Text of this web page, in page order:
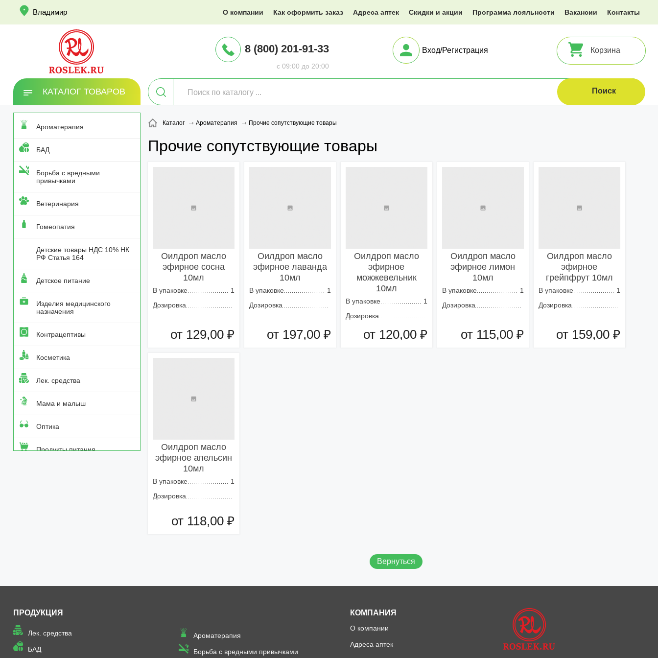
info@XXX.ru
О компании Как оформить заказ Адреса аптек Скидки и акции Программа лояльности Вакансии Контакты
с 09:00 до 20:00
8 (800) 201-91-33 Корзина
Вход/Регистрация
Владимир
КАТАЛОГ ТОВАРОВ
Ароматерапия
БАД
Борьба с вредными
привычками
Ветеринария
Гомеопатия
Детские товары НДС 10% НК
РФ Статья 164
Детское питание
Изделия медицинского
назначения
Контрацептивы
Косметика
Лек. средства
Мама и малыш
Оптика
Продукты питания
Каталог Ароматерапия Прочие сопутствующие товары
Прочие сопутствующие товары
Оилдроп масло
эфирное сосна
10мл
В упаковке
1
Дозировка
от 129,00 ₽
Оилдроп масло
эфирное лаванда
10мл
В упаковке
1
Дозировка
от 197,00 ₽
Оилдроп масло
эфирное
можжевельник
10мл
В упаковке
1
Дозировка
от 120,00 ₽
Оилдроп масло
эфирное лимон
10мл
В упаковке
1
Дозировка
от 115,00 ₽
Оилдроп масло
эфирное
грейпфрут 10мл
В упаковке
1
Дозировка
от 159,00 ₽
Оилдроп масло
эфирное апельсин
10мл
В упаковке
1
Дозировка
от 118,00 ₽
Вернуться
ПРОДУКЦИЯ
Лек. средства
БАД
Ароматерапия
Борьба с вредными привычками
КОМПАНИЯ
О компании
Адреса аптек